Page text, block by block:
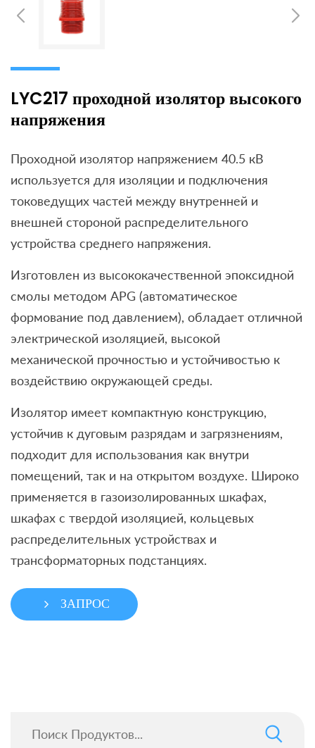
LYC217 проходной изолятор высокого
напряжения
Проходной изолятор напряжением 40.5 кВ
используется для изоляции и подключения
токоведущих частей между внутренней и
внешней стороной распределительного
устройства среднего напряжения.
Изготовлен из высококачественной эпоксидной
смолы методом APG (автоматическое
формование под давлением), обладает отличной
электрической изоляцией, высокой
механической прочностью и устойчивостью к
воздействию окружающей среды.
Изолятор имеет компактную конструкцию,
устойчив к дуговым разрядам и загрязнениям,
подходит для использования как внутри
помещений, так и на открытом воздухе. Широко
применяется в газоизолированных шкафах,
шкафах с твердой изоляцией, кольцевых
распределительных устройствах и
трансформаторных подстанциях.
ЗАПРОС